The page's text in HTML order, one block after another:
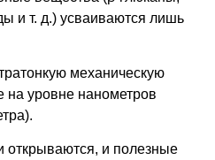
и т. д.) усваиваются лишь
механическую
на уровне нанометров
открываются, и полезные